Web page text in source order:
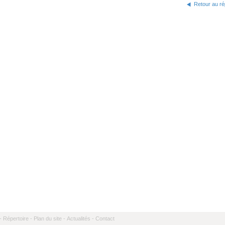
Retour au
Répertoire - Plan du site - Actualités - Contact